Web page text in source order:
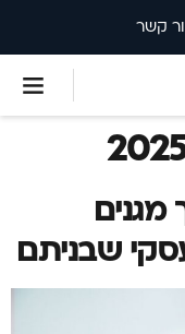
קשר
מגנים
שבניתם